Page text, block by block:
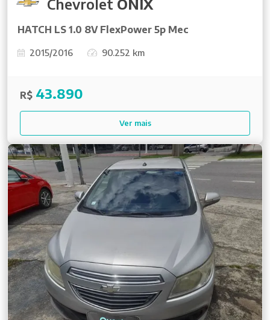
Chevrolet ONIX
HATCH LS 1.0 8V FlexPower 5p Mec
2015/2016 90.252 km
R$ 43.890
Ver mais